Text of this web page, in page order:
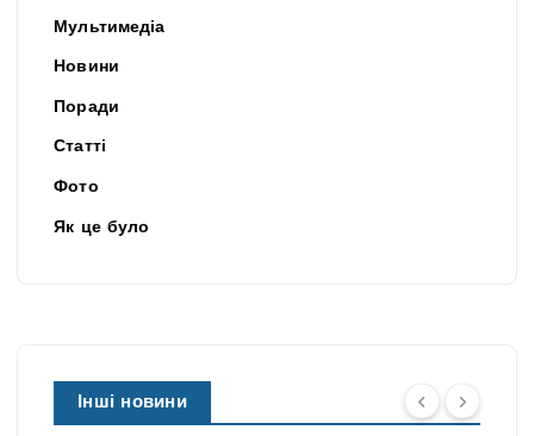
Мультимедіа
Новини
Поради
Статті
Фото
Як це було
Інші новини